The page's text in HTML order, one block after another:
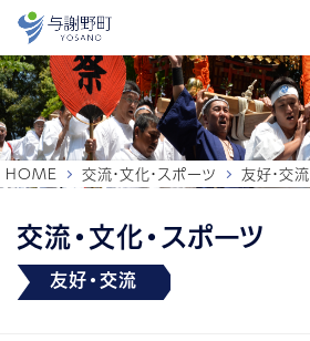
交流・文化・スポーツ
友好・交流
HOME 交流・文化・スポーツ 友好・交流